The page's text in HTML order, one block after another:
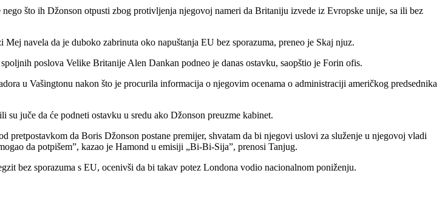
što ih Džonson otpusti zbog protivljenja njegovoj nameri da Britaniju izvede iz Evropske unije, sa ili bez
navela da je duboko zabrinuta oko napuštanja EU bez sporazuma, preneo je Skaj njuz.
poslova Velike Britanije Alen Dankan podneo je danas ostavku, saopštio je Forin ofis.
u Vašingtonu nakon što je procurila informacija o njegovim ocenama o administraciji američkog predsednika
juče da će podneti ostavku u sredu ako Džonson preuzme kabinet.
pretpostavkom da Boris Džonson postane premijer, shvatam da bi njegovi uslovi za služenje u njegovoj vladi
da potpišem”, kazao je Hamond u emisiji „Bi-Bi-Sija”, prenosi Tanjug.
bez sporazuma s EU, ocenivši da bi takav potez Londona vodio nacionalnom poniženju.